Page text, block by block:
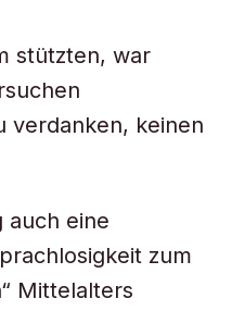
stützten, war
verdanken, keinen
auch eine
zum
Mittelalters